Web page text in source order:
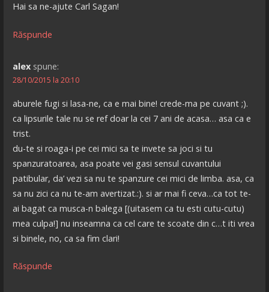
Hai sa ne-ajute Carl Sagan!
Răspunde
alex spune:
28/10/2015 la 20:10
aburele fugi si lasa-ne, ca e mai bine! crede-ma pe cuvant ;).
ca lipsurile tale nu se ref doar la cei 7 ani de acasa… asa ca e
trist.
du-te si roaga-i pe cei mici sa te invete sa joci si tu
spanzuratoarea, asa poate vei gasi sensul cuvantului
patibular, da’ vezi sa nu te spanzure cei mici de limba. asa, ca
sa nu zici ca nu te-am avertizat.:). si ar mai fi ceva…ca tot te-
ai bagat ca musca-n balega [(uitasem ca tu esti cutu-cutu)
mea culpa!] nu inseamna ca cel care te scoate din c…t iti vrea
si binele, no, ca sa fim clari!
Răspunde